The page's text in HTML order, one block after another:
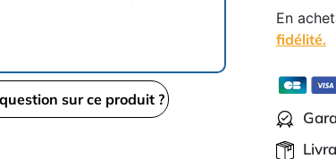
sur ce produit ?
En
fidélité.